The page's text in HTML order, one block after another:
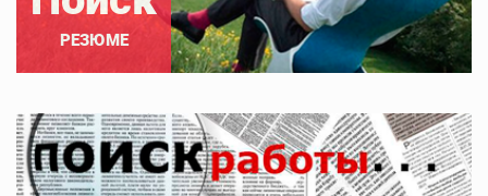
РЕЗЮМЕ